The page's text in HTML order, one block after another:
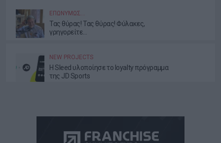
ΕΠΩΝΎΜΩΣ…
Τας θύρας! Τας θύρας! Φύλακες,
γρηγορείτε…
NEW PROJECTS
Η Sleed υλοποίησε το loyalty πρόγραμμα
της JD Sports